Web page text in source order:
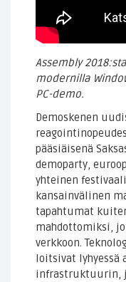
Assembly
modernilla
PC-demo.
Demoskenen
pääsiäisenä
demoparty,
yhteinen
kansainvälinen
tapahtumat
mahdottomiksi,
verkkoon.
loitsivat lyhyessä
infrastruktuurin,